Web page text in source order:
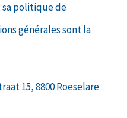
sa politique de
générales sont la
15, 8800 Roeselare